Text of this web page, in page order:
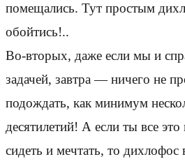
помещались. Тут простым
обойтись!..
Во-вторых, даже если мы и
задачей, завтра — ничего не
подождать, как минимум
десятилетий! А если ты все
сидеть и мечтать, то дихлофос